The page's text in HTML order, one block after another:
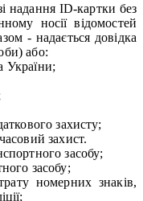
надання ID-картки без
носії відомостей
- надається довідка
або:
України;
захисту;
захист.
засобу;
засобу;
номерних знаків,